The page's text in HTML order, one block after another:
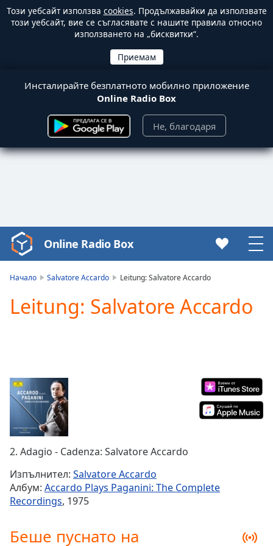
Този уебсайт използва cookies. Продължавайки да използвате
този уебсайт, вие се съгласявате с нашите правила относно
използването на „бисквитки“.
Инсталирайте безплатното мобилно приложение
Online Radio Box
Не, благодаря
Video
Player
Play
Video
Mute
Current
Time0:00
Duration-:-
Loaded:
Stream
TypeLIVE
Seek to
behind
Online Radio Box
Начало Salvatore Accardo Leitung: Salvatore Accardo
Leitung: Salvatore Accardo
2. Adagio - Cadenza: Salvatore Accardo
Изпълнител: Salvatore Accardo
Албум: Accardo Plays Paganini: The Complete
Recordings, 1975
Беше пуснато на